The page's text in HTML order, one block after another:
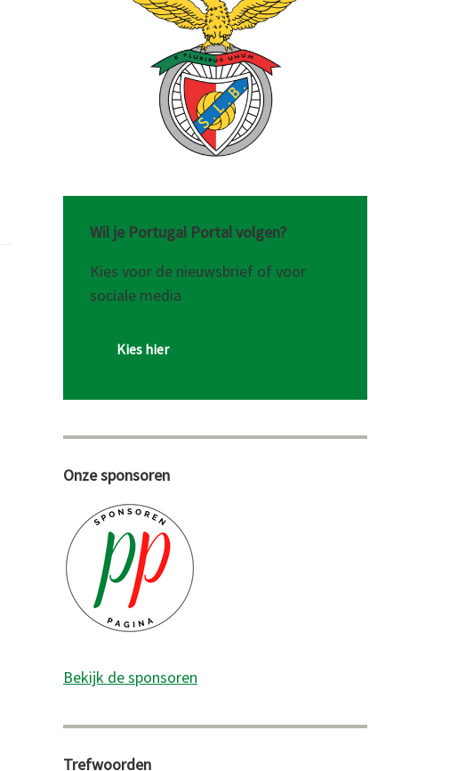
Wil je Portugal Portal volgen?
Kies voor de nieuwsbrief of voor
sociale media
Kies hier
Onze sponsoren
Bekijk de sponsoren
Trefwoorden